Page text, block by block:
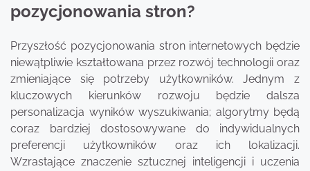
pozycjonowania stron?
Przyszłość pozycjonowania stron internetowych będzie
niewątpliwie kształtowana przez rozwój technologii oraz
zmieniające się potrzeby użytkowników. Jednym z
kluczowych kierunków rozwoju będzie dalsza
personalizacja wyników wyszukiwania; algorytmy będą
coraz bardziej dostosowywane do indywidualnych
preferencji użytkowników oraz ich lokalizacji.
Wzrastające znaczenie sztucznej inteligencji i uczenia